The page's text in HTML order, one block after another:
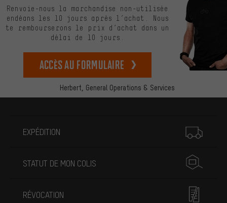
Herbert, General Operations & Services
Renvoie-nous la marchandise non-utilisée
endéans les 10 jours après l’achat. Nous
te rembourserons le prix d’achat dans un
délai de 10 jours.
Accès au formulaire
EXPÉDITION
STATUT DE MON COLIS
RÉVOCATION